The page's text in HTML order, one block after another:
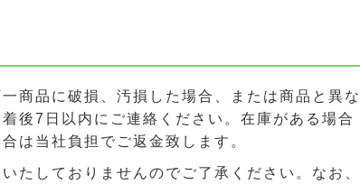
商品に破損、汚損した場合、または商品と異な
後7日以内にご連絡ください。在庫がある場合
は当社負担でご返金致します。
たしておりませんのでご了承ください。なお、